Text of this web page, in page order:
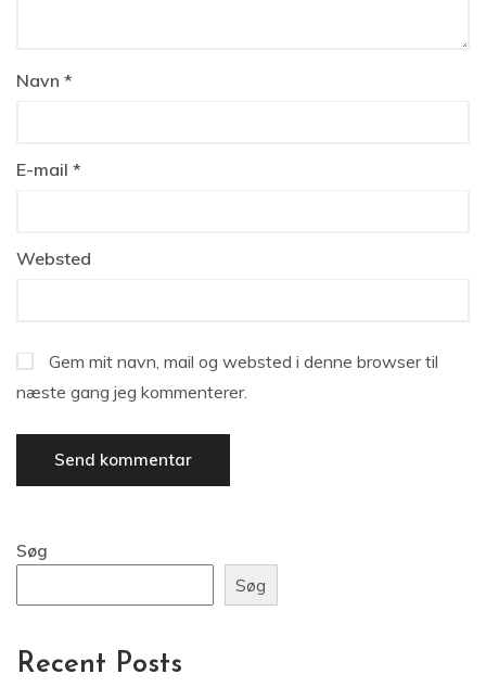
Navn *
E-mail *
Websted
Gem mit navn, mail og websted i denne browser til
næste gang jeg kommenterer.
Søg
Søg
Recent Posts